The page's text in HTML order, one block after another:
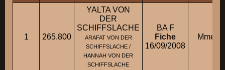
1 265.800
YALTA VON
DER
SCHIFFSLACHE
ARAFAT VON DER
SCHIFFSLACHE /
HANNAH VON DER
SCHIFFSLACHE
BA F
Fiche
16/09/2008
Mme